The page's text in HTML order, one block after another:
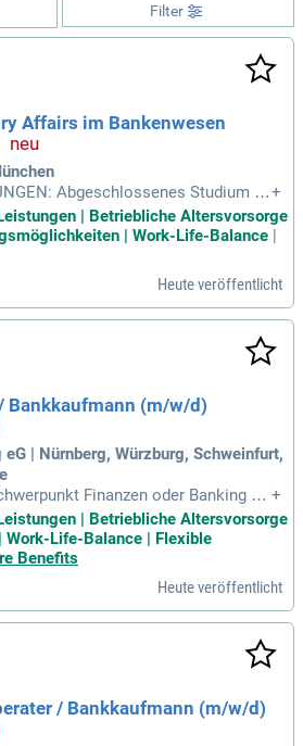
Filter
Affairs im Bankenwesen
Abgeschlossenes Studium de
Volkswirtschaftslehre oder Rech
Spezialisierung von
Bankkauffrau/Bankkaufmann, b
+
| Betriebliche Altersvorsorge
| Work-Life-Balance |
Heute veröffentlicht
Bankkaufmann (m/w/d)
| Nürnberg, Würzburg, Schweinfurt,
Finanzen oder Banking ab
Du bringst bereits einschlägige Erf
für Privatkunden in ei
ide
+
| Betriebliche Altersvorsorge
Work-Life-Balance | Flexible
Benefits
Heute veröffentlicht
/ Bankkaufmann (m/w/d)